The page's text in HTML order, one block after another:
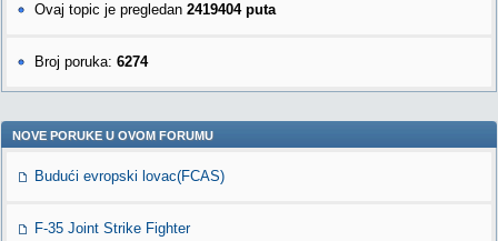
Ovaj topic je pregledan 2419404 puta
Broj poruka: 6274
NOVE PORUKE U OVOM FORUMU
Budući evropski lovac(FCAS)
F-35 Joint Strike Fighter